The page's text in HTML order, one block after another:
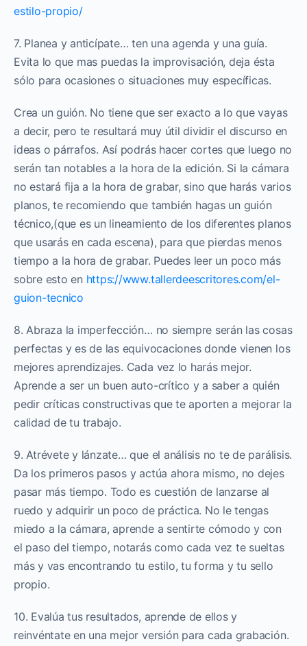
estilo-propio/
7. Planea y anticípate… ten una agenda y una guía.
Evita lo que mas puedas la improvisación, deja ésta
sólo para ocasiones o situaciones muy específicas.
Crea un guión. No tiene que ser exacto a lo que vayas
a decir, pero te resultará muy útil dividir el discurso en
ideas o párrafos. Así podrás hacer cortes que luego no
serán tan notables a la hora de la edición. Si la cámara
no estará fija a la hora de grabar, sino que harás varios
planos, te recomiendo que también hagas un guión
técnico,(que es un lineamiento de los diferentes planos
que usarás en cada escena), para que pierdas menos
tiempo a la hora de grabar. Puedes leer un poco más
sobre esto en https://www.tallerdeescritores.com/el-
guion-tecnico
8. Abraza la imperfección… no siempre serán las cosas
perfectas y es de las equivocaciones donde vienen los
mejores aprendizajes. Cada vez lo harás mejor.
Aprende a ser un buen auto-crítico y a saber a quién
pedir críticas constructivas que te aporten a mejorar la
calidad de tu trabajo.
9. Atrévete y lánzate… que el análisis no te de parálisis.
Da los primeros pasos y actúa ahora mismo, no dejes
pasar más tiempo. Todo es cuestión de lanzarse al
ruedo y adquirir un poco de práctica. No le tengas
miedo a la cámara, aprende a sentirte cómodo y con
el paso del tiempo, notarás como cada vez te sueltas
más y vas encontrando tu estilo, tu forma y tu sello
propio.
10. Evalúa tus resultados, aprende de ellos y
reinvéntate en una mejor versión para cada grabación.